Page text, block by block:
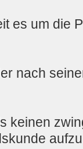
es um die
nach
keinen